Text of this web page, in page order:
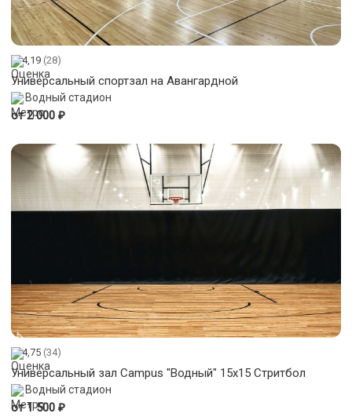
4,19 (28)
Универсальный спортзал на Авангардной
Водный стадион
от 2 000 ₽
4,75 (34)
Универсальный зал Campus "Водный" 15х15 Стритбол
Водный стадион
от 1 500 ₽